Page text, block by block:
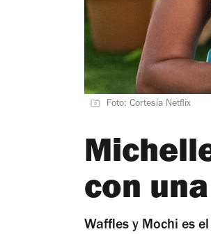
Foto: Cortesía Netflix
con
Waffles y Mochi es